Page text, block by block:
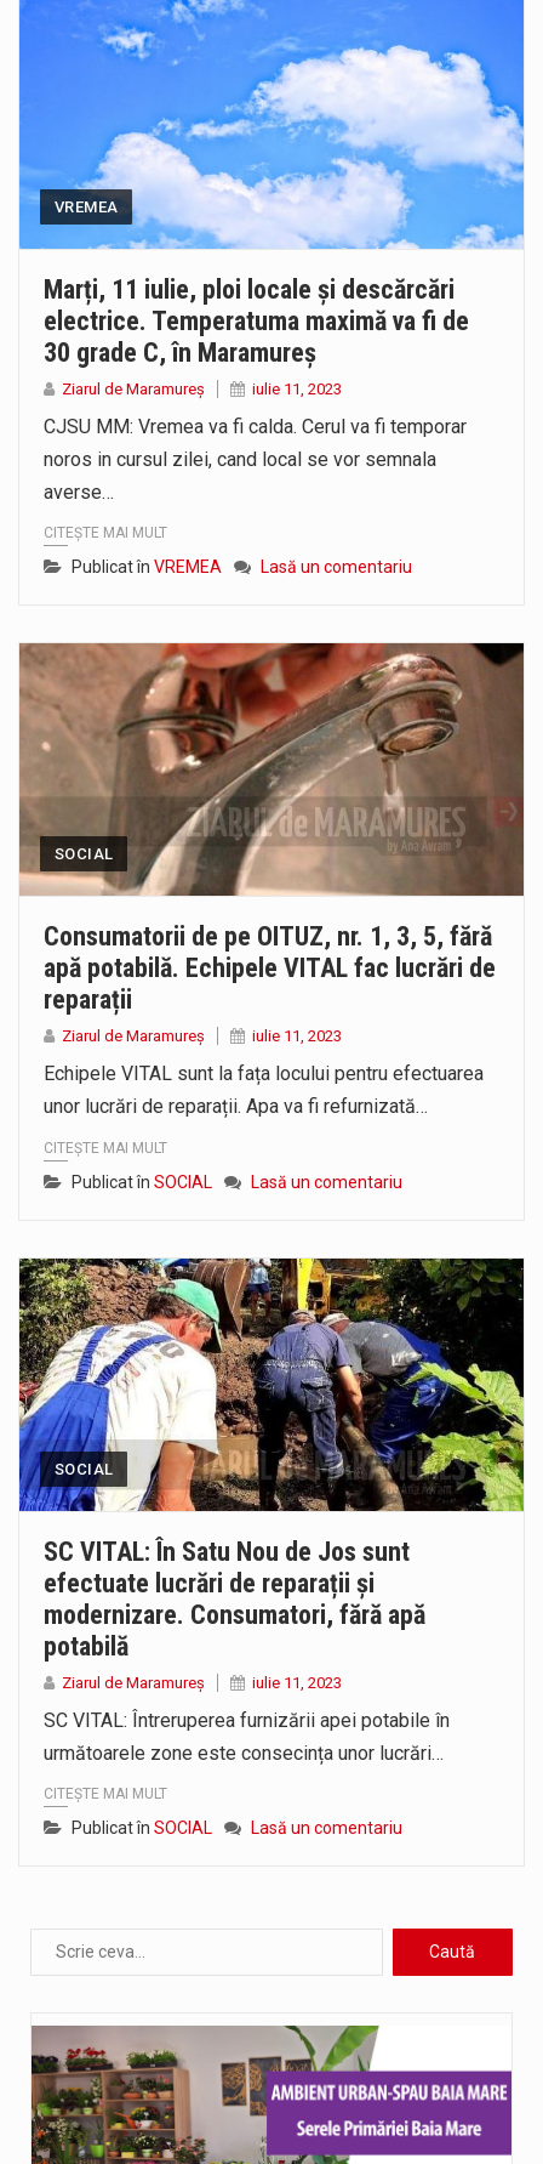
VREMEA
Marți, 11 iulie, ploi locale și descărcări
electrice. Temperatuma maximă va fi de
30 grade C, în Maramureș
Ziarul de Maramureș iulie 11, 2023
CJSU MM: Vremea va fi calda. Cerul va fi temporar
noros in cursul zilei, cand local se vor semnala
averse…
CITEȘTE MAI MULT
Publicat în VREMEA Lasă un comentariu
SOCIAL
Consumatorii de pe OITUZ, nr. 1, 3, 5, fără
apă potabilă. Echipele VITAL fac lucrări de
reparații
Ziarul de Maramureș iulie 11, 2023
Echipele VITAL sunt la fața locului pentru efectuarea
unor lucrări de reparații. Apa va fi refurnizată…
CITEȘTE MAI MULT
Publicat în SOCIAL Lasă un comentariu
SOCIAL
SC VITAL: În Satu Nou de Jos sunt
efectuate lucrări de reparații și
modernizare. Consumatori, fără apă
potabilă
Ziarul de Maramureș iulie 11, 2023
SC VITAL: Întreruperea furnizării apei potabile în
următoarele zone este consecința unor lucrări…
CITEȘTE MAI MULT
Publicat în SOCIAL Lasă un comentariu